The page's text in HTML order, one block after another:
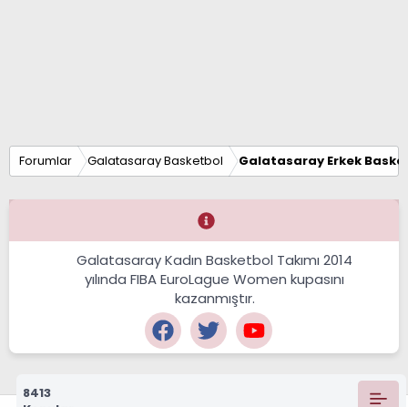
Forumlar Galatasaray Basketbol Galatasaray Erkek
Galatasaray Kadın Basketbol Takımı 2014
yılında FIBA EuroLague Women kupasını
kazanmıştır.
8413